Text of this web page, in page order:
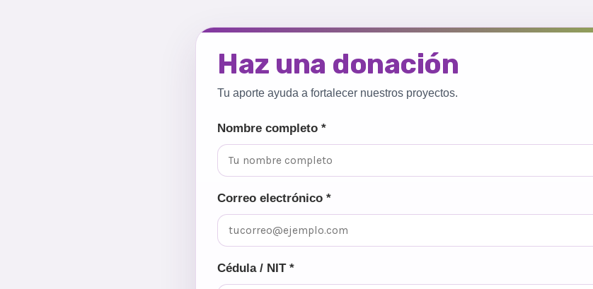
Haz una donación
Tu aporte ayuda a fortalecer nuestros proyectos.
Nombre completo *
Correo electrónico *
Cédula / NIT *